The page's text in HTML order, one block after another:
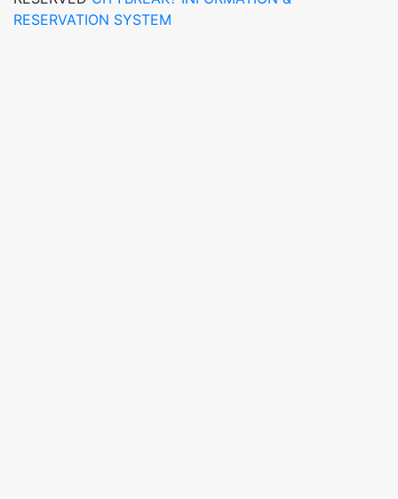
RESERVATION SYSTEM